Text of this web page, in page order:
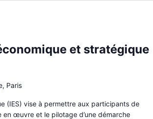
et stratégique
Paris
(IES) vise à permettre aux participants de
œuvre et le pilotage d’une démarche